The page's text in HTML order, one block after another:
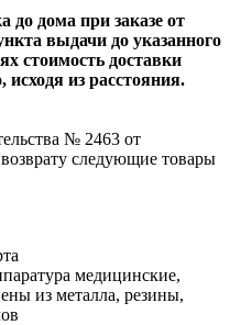
до дома при заказе от
выдачи до указанного
стоимость доставки
из расстояния.
№ 2463 от
следующие товары
медицинские,
из металла, резины,